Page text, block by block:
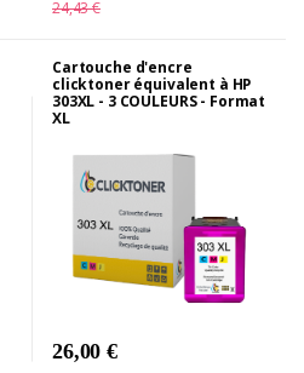
24,43 €
Cartouche d'encre
clicktoner équivalent à HP
303XL - 3 COULEURS - Format
XL
26,00 €